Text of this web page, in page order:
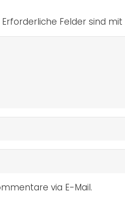
Erforderliche Felder sind mit
via E-Mail.